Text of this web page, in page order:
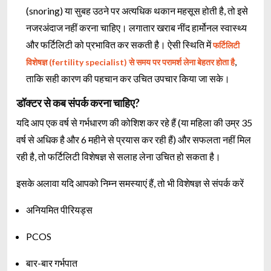
(snoring) या सुबह उठने पर अत्यधिक थकान महसूस होती है, तो इसे
नजरअंदाज नहीं करना चाहिए। लगातार खराब नींद हार्मोनल स्वास्थ्य
और फर्टिलिटी को प्रभावित कर सकती है। ऐसी स्थिति मेंफर्टिलिटी
विशेषज्ञ (fertility specialist) से समय पर परामर्श लेना बेहतर होता है,
ताकि सही कारण की पहचान कर उचित उपचार किया जा सके।
डॉक्टर से कब संपर्क करना चाहिए?
यदि आप एक वर्ष से गर्भधारण की कोशिश कर रहे हैं (या महिला की उम्र 35
वर्ष से अधिक है और 6 महीने से प्रयास कर रही हैं) और सफलता नहीं मिल
रही है, तो फर्टिलिटी विशेषज्ञ से सलाह लेना उचित हो सकता है।
इसके अलावा यदि आपको निम्न समस्याएं हैं, तो भी विशेषज्ञ से संपर्क करें
अनियमित पीरियड्स
PCOS
बार-बार गर्भपात